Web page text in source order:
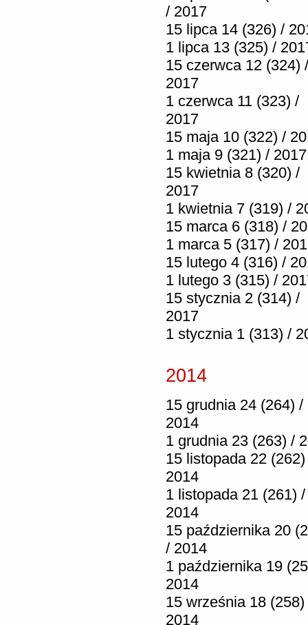
/ 2017
15 lipca 14 (326) /
1 lipca 13 (325) /
15 czerwca 12 (324) /
2017
1 czerwca 11 (323) /
2017
15 maja 10 (322) /
1 maja 9 (321) / 2017
15 kwietnia 8 (320) /
2017
1 kwietnia 7 (319) /
15 marca 6 (318) /
1 marca 5 (317) /
15 lutego 4 (316) /
1 lutego 3 (315) /
15 stycznia 2 (314) /
2017
1 stycznia 1 (313) /
2014
15 grudnia 24 (264) /
2014
1 grudnia 23 (263) /
15 listopada 22
2014
1 listopada 21 (261) /
2014
15 października 20
/ 2014
1 października 19
2014
15 września 18 (258)
2014